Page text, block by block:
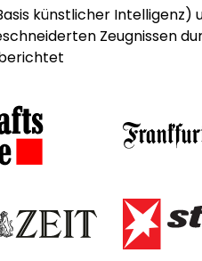
künstlicher Intelligenz)
Zeugnissen